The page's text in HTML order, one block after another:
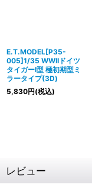
E.T.MODEL[P35-
005]1/35 WWIIドイツ
タイガーI型 極初期型ミ
ラータイプ(3D)
5,830円(税込)
レビュー